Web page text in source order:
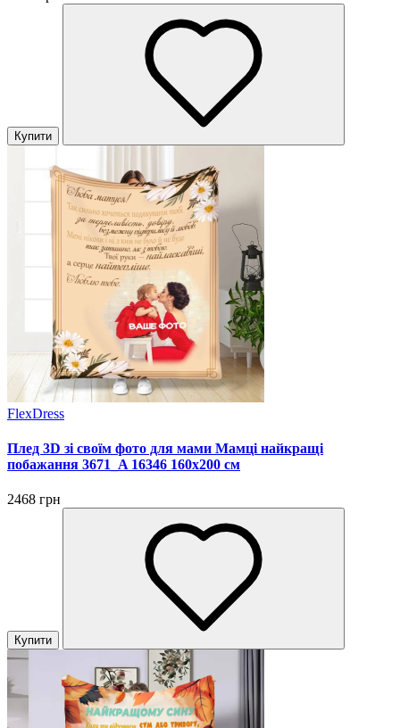
Купити
FlexDress
Плед 3D зі своїм фото для мами Мамці найкращі
побажання 3671_A 16346 160х200 см
2468 грн
Купити